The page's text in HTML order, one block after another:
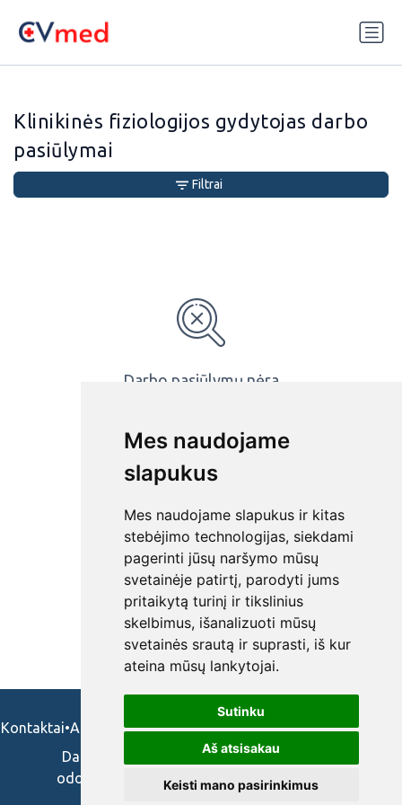
Mes naudojame
slapukus
Mes naudojame slapukus ir kitas
stebėjimo technologijas, siekdami
pagerinti jūsų naršymo mūsų
svetainėje patirtį, parodyti jums
pritaikytą turinį ir tikslinius
skelbimus, išanalizuoti mūsų
svetainės srautą ir suprasti, iš kur
ateina mūsų lankytojai.
Sutinku
Aš atsisakau
Keisti mano pasirinkimus
Klinikinės fiziologijos gydytojas darbo
pasiūlymai
Darbo pasiūlymų nėra
Filtrai
Kontaktai•Apie mus•Naudojimosi taisykės•Privatumo politika
Darbo skelbimai ir pasiūlymai: gydytojams,
odontologams, slaugytojams, veterinarams,